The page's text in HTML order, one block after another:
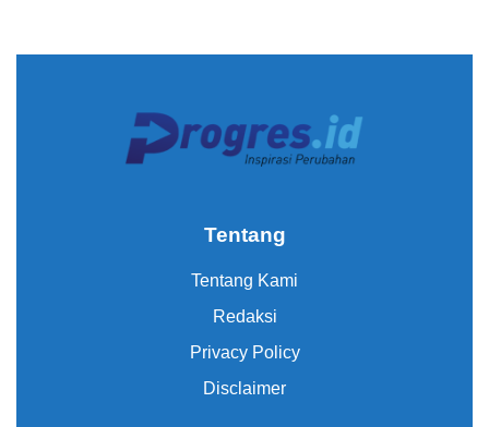
Tentang
Tentang Kami
Redaksi
Privacy Policy
Disclaimer